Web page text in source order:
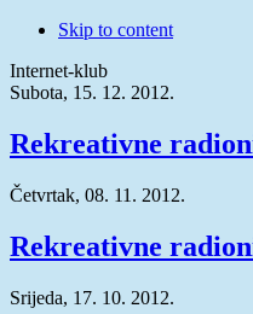
Skip to content
Internet-klub
Subota, 15. 12. 2012.
Rekreativne
Četvrtak, 08. 11. 2012.
Rekreativne
Srijeda, 17. 10. 2012.